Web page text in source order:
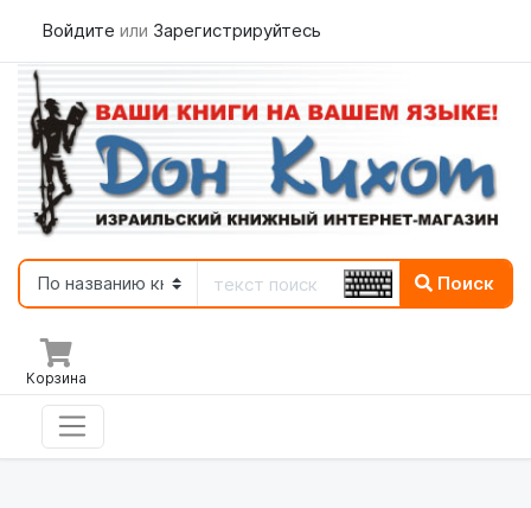
Войдите или Зарегистрируйтесь
Поиск
Корзина